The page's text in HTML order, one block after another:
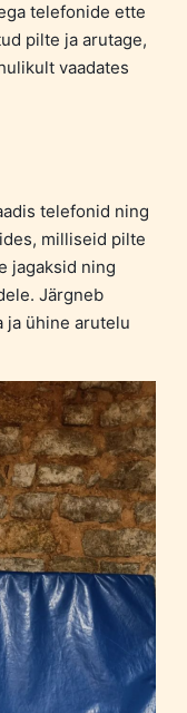
telefonide ette
pilte ja arutage,
vaadates
telefonid ning
milliseid pilte
jagaksid ning
Järgneb
ja ühine arutelu